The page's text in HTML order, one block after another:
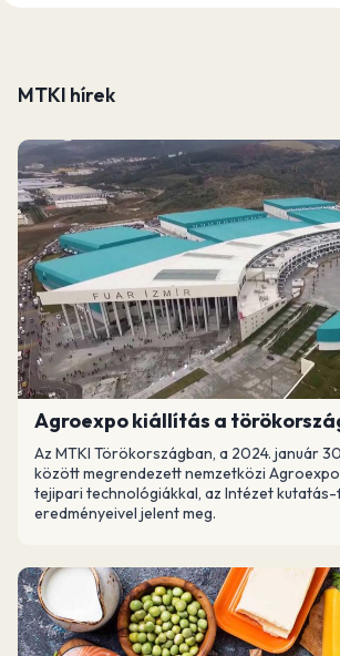
MTKI hírek
Agroexpo kiállítás a
Az MTKI Törökországban, a 2024. január
között megrendezett nemzetközi
tejipari technológiákkal, az Intézet
eredményeivel jelent meg.